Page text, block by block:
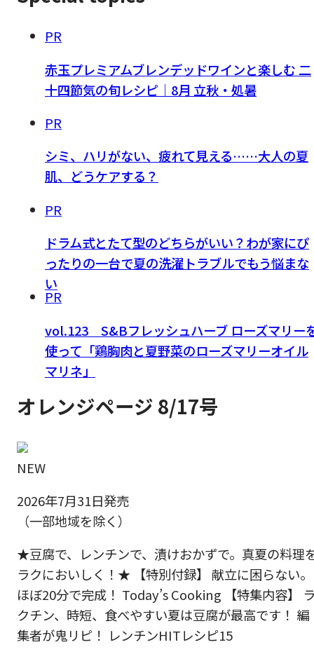
PR
赤玉プレミアムブレンデッドワインと楽しむ 二
十四節気の旬レシピ｜8月 立秋・処暑
PR
シミ、ハリがない、疲れて見える……大人の夏
肌、どうケアする？
PR
ドラム式とたて型のどちらがいい？わが家にぴ
ったりの一台で夏の洗濯トラブルでもう悩まな
い
PR
vol.123 S&Bフレッシュハーブ ローズマリー
使って「鶏胸肉と夏野菜のローズマリーオイル
マリネ」
オレンジページ 8/17号
NEW
2026年7月31日発売
（一部地域を除く）
★豆腐で、レンチンで、漬けおかずで。真夏の料理
ラクにおいしく！★ 【特別付録】 献立に困らない。
ほぼ20分で完成！ Today’s Cooking 【特集内容】
クチン、時短、食べやすい夏は豆腐が最高です！ 編
集者が鬼リピ！ レンチンHITレシピ15